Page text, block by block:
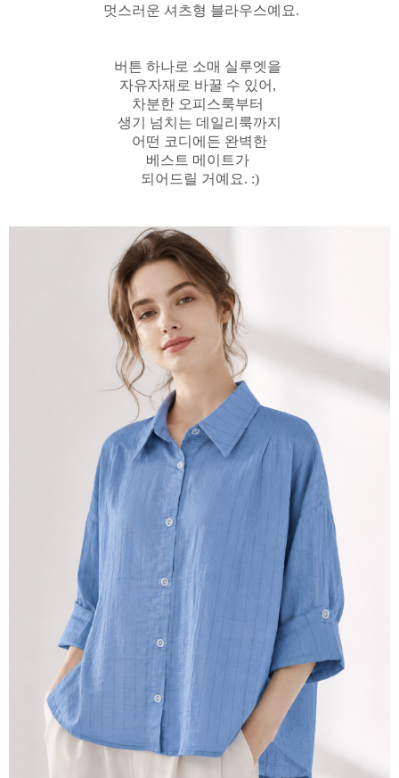
멋스러운 셔츠형 블라우스예요.
버튼 하나로 소매 실루엣을
자유자재로 바꿀 수 있어,
차분한 오피스룩부터
생기 넘치는 데일리룩까지
어떤 코디에든 완벽한
베스트 메이트가
되어드릴 거예요. :)